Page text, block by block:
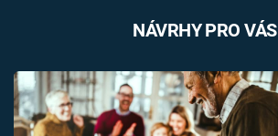
NÁVRHY PRO VÁS